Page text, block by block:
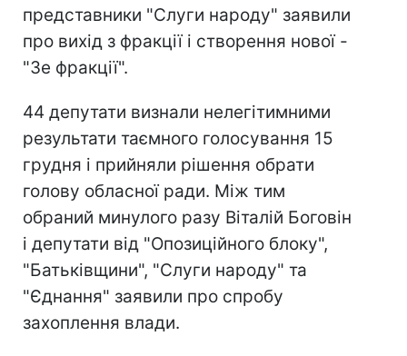
представники "Слуги народу" заявили
про вихід з фракції і створення нової -
"Зе фракції".
44 депутати визнали нелегітимними
результати таємного голосування 15
грудня і прийняли рішення обрати
голову обласної ради. Між тим
обраний минулого разу Віталій Боговін
і депутати від "Опозиційного блоку",
"Батьківщини", "Слуги народу" та
"Єднання" заявили про спробу
захоплення влади.